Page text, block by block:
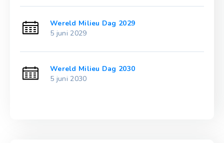
Wereld Milieu Dag 2029
5 juni 2029
Wereld Milieu Dag 2030
5 juni 2030